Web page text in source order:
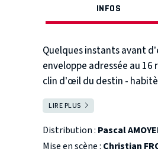
INFOS
Quelques instants avant
enveloppe adressée au 16
clin d’œil du destin -
rencontres avec le Maitre
fusionnent pour devenir
destinée du légendaire
allait devenir l’un des plus
LIRE PLUS
Distribution : Pascal
Mise en scène : Christian